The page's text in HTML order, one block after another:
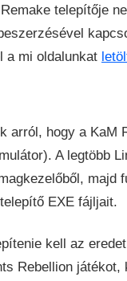
telepítője
a mi oldalunkat
arról, hogy a KaM
A legtöbb
majd
EXE fájljait.
kell az
Rebellion játékot,